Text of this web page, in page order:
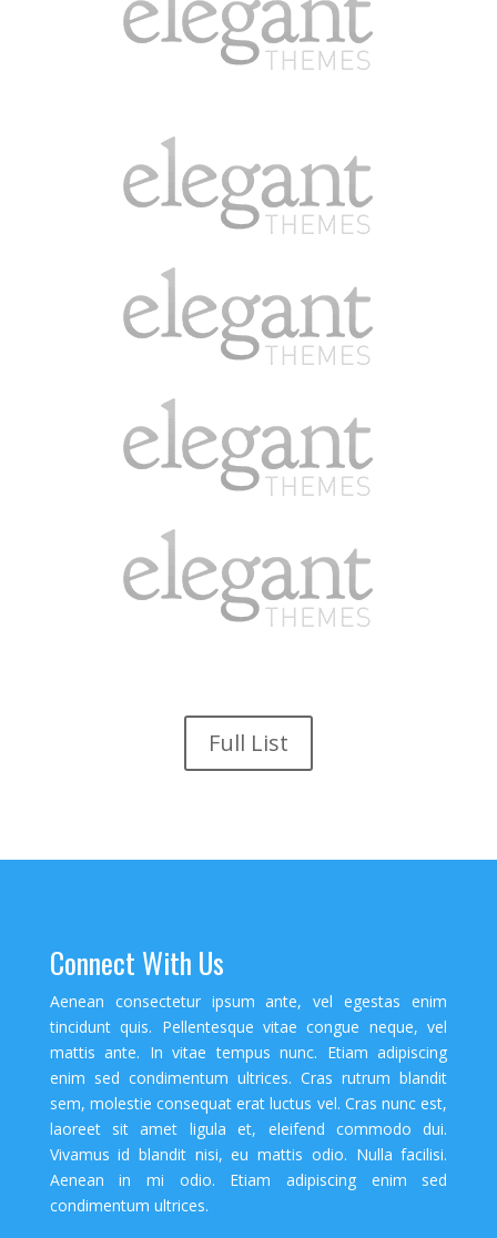
Full List
Connect With Us
Aenean consectetur ipsum ante, vel egestas enim
tincidunt quis. Pellentesque vitae congue neque, vel
mattis ante. In vitae tempus nunc. Etiam adipiscing
enim sed condimentum ultrices. Cras rutrum blandit
sem, molestie consequat erat luctus vel. Cras nunc est,
laoreet sit amet ligula et, eleifend commodo dui.
Vivamus id blandit nisi, eu mattis odio. Nulla facilisi.
Aenean in mi odio. Etiam adipiscing enim sed
condimentum ultrices.